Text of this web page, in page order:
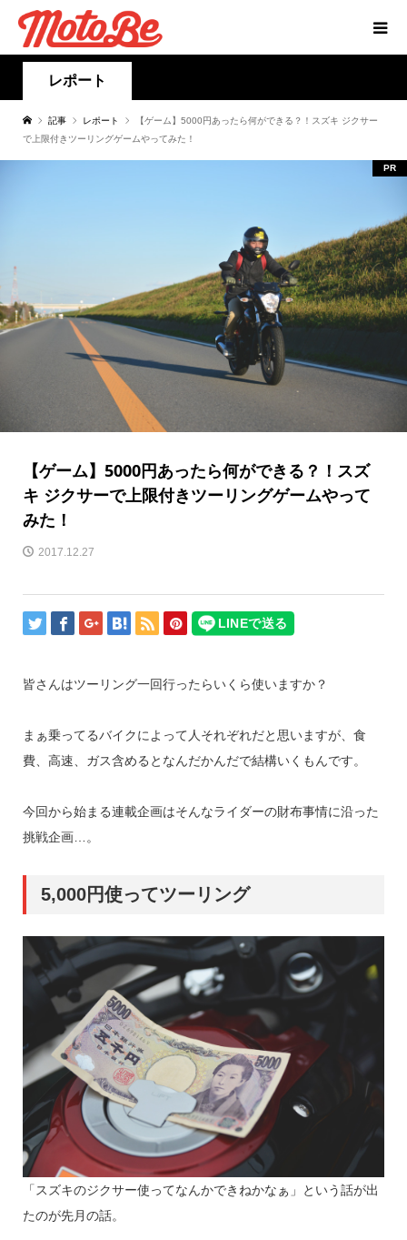
レポート
記事 レポート
【ゲーム】5000円あったら何ができる？！スズキ ジクサー
で上限付きツーリングゲームやってみた！
PR
【ゲーム】5000円あったら何ができる？！スズ
キ ジクサーで上限付きツーリングゲームやって
みた！
2017.12.27
皆さんはツーリング一回行ったらいくら使いますか？
まぁ乗ってるバイクによって人それぞれだと思いますが、食
費、高速、ガス含めるとなんだかんだで結構いくもんです。
今回から始まる連載企画はそんなライダーの財布事情に沿った
挑戦企画…。
5,000円使ってツーリング
「スズキのジクサー使ってなんかできねかなぁ」という話が出
たのが先月の話。